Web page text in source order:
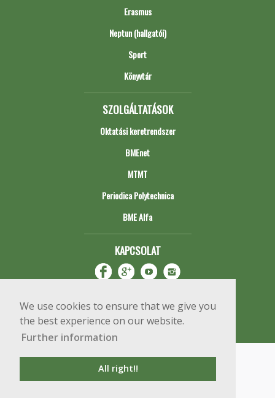
We use cookies to ensure that we give you
the best experience on our website.
Further information
All right!!
Erasmus
Neptun (hallgatói)
Sport
Könyvtár
SZOLGÁLTATÁSOK
Oktatási keretrendszer
BMEnet
MTMT
Periodica Polytechnica
BME Alfa
KAPCSOLAT
Copyright © 2020 BME Építőmérnöki Kar
1111 Budapest, Műegyetem rkp. 3.